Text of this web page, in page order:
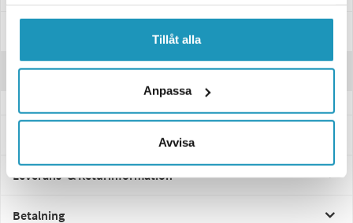
Tillåt alla
Anpassa
Avvisa
Recensioner
Leverans- & Returinformation
Betalning